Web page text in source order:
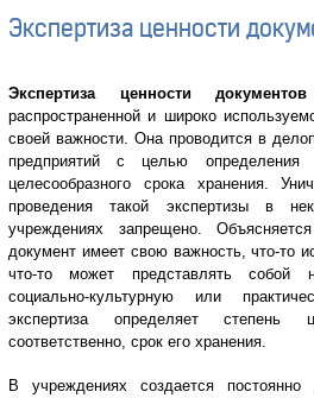
Экспертиза ценности
Экспертиза ценности документов
распространенной и широко
своей важности. Она проводится в
предприятий с целью определения
целесообразного срока хранения.
проведения такой экспертизы в
учреждениях запрещено.
документ имеет свою важность, что-то
что-то может представлять собой
социально-культурную или
экспертиза определяет степень
соответственно, срок его хранения.
В учреждениях создается постоянно